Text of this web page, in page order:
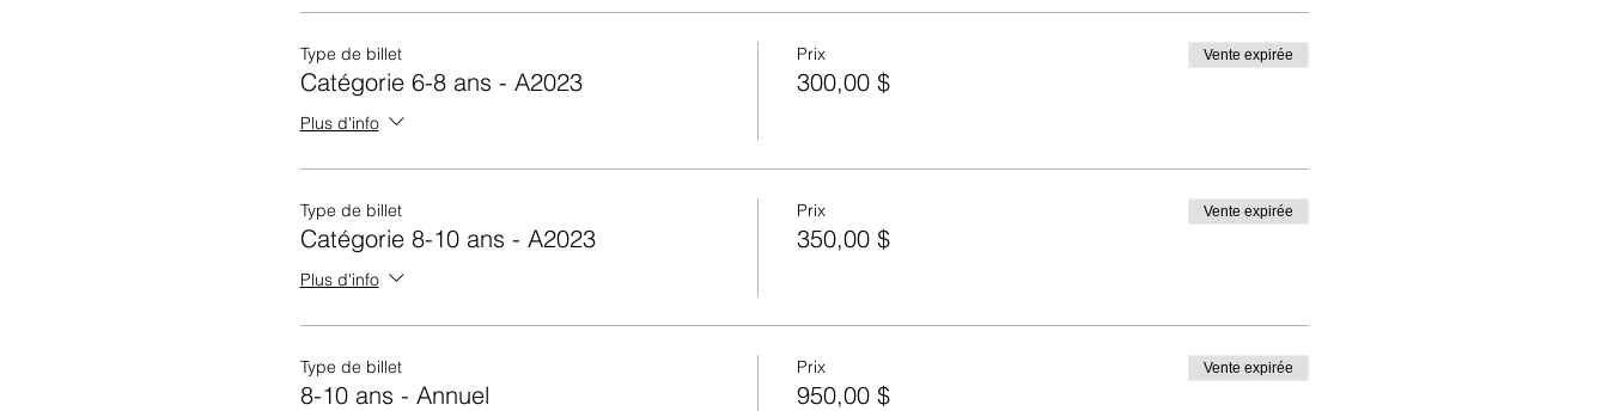
Type de billet
Catégorie 6-8 ans - A2023
Plus d'info
Prix
300,00 $
Vente expirée
Type de billet
Catégorie 8-10 ans - A2023
Plus d'info
Prix
350,00 $
Vente expirée
Type de billet
8-10 ans - Annuel
Prix
950,00 $
Vente expirée